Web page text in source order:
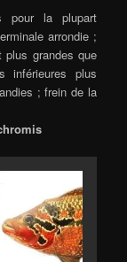
pour la plupart
arrondie ;
plus grandes que
inférieures plus
; frein de la